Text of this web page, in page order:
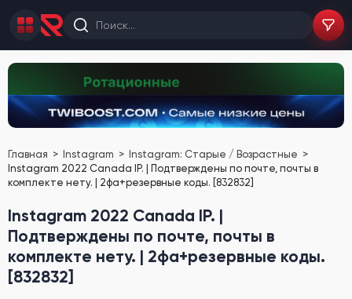
Главная Instagram
Instagram: Старые / Возрастные
Instagram 2022 Canada IP. | Подтверждены по почте, почты в
комплекте нету. | 2фа+резервные коды. [832832]
Instagram 2022 Canada IP. |
Подтверждены по почте, почты в
комплекте нету. | 2фа+резервные коды.
[832832]